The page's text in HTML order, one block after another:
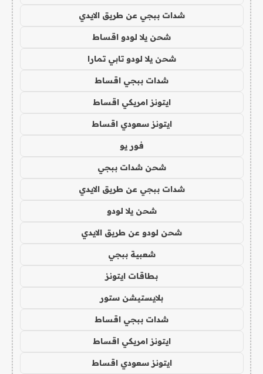
شدات ببجي عن طريق الايدي
شحن يلا لودو اقساط
شحن يلا لودو تابي تمارا
شدات ببجي اقساط
ايتونز امريكي اقساط
ايتونز سعودي اقساط
فور يو
شحن شدات ببجي
شدات ببجي عن طريق الايدي
شحن يلا لودو
شحن لودو عن طريق الايدي
شعبية ببجي
بطاقات ايتونز
بلايستيشن ستور
شدات ببجي اقساط
ايتونز امريكي اقساط
ايتونز سعودي اقساط